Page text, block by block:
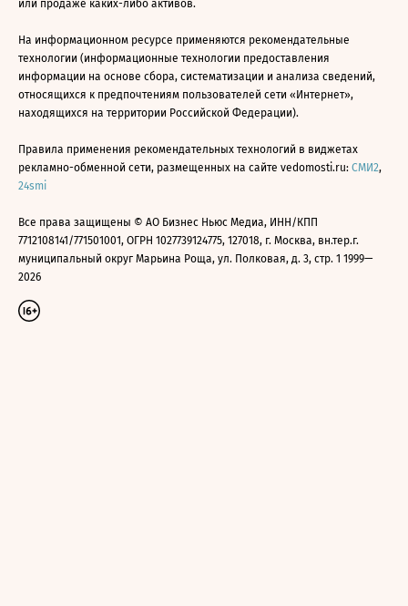
или продаже каких-либо активов.
На информационном ресурсе применяются рекомендательные
технологии (информационные технологии предоставления
информации на основе сбора, систематизации и анализа сведений,
относящихся к предпочтениям пользователей сети «Интернет»,
находящихся на территории Российской Федерации).
Правила применения рекомендательных технологий в виджетах
рекламно-обменной сети, размещенных на сайте vedomosti.ru: СМИ2,
24smi
Все права защищены © АО Бизнес Ньюс Медиа, ИНН/КПП
7712108141/771501001, ОГРН 1027739124775, 127018, г. Москва, вн.тер.г.
муниципальный округ Марьина Роща, ул. Полковая, д. 3, стр. 1 1999—
2026